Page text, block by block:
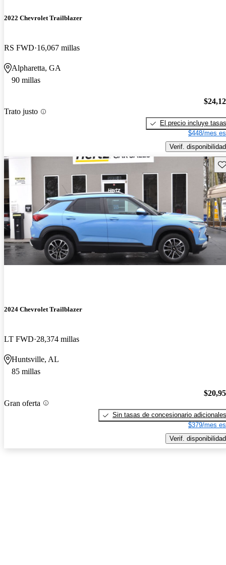
2022 Chevrolet Trailblazer
RS FWD 16,067 millas
Alpharetta, GA
90 millas
Trato justo
El precio incluye tasas
$448/mes
Verif. disponibilidad
2024 Chevrolet Trailblazer
LT FWD 28,374 millas
Huntsville, AL
85 millas
Gran oferta
Sin tasas de concesionario adicionales
$379/mes
Verif. disponibilidad